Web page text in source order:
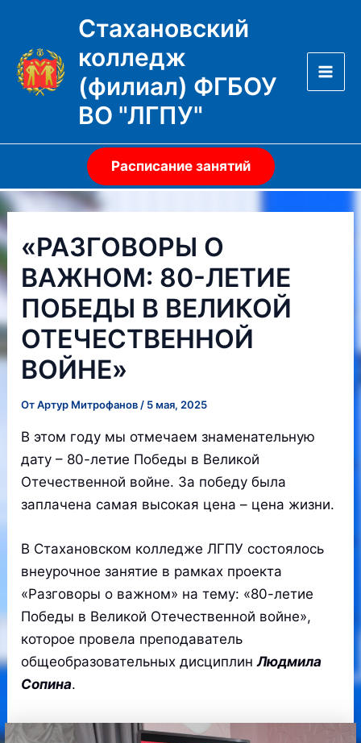
содержимому
Стахановский
колледж
(филиал) ФГБОУ
ВО "ЛГПУ"
Расписание занятий
«РАЗГОВОРЫ О
ВАЖНОМ: 80-ЛЕТИЕ
ПОБЕДЫ В ВЕЛИКОЙ
ОТЕЧЕСТВЕННОЙ
ВОЙНЕ»
ОтАртур Митрофанов / 5 мая, 2025
В этом году мы отмечаем знаменательную
дату – 80-летие Победы в Великой
Отечественной войне. За победу была
заплачена самая высокая цена – цена жизни.
В Стахановском колледже ЛГПУ состоялось
внеурочное занятие в рамках проекта
«Разговоры о важном» на тему: «80-летие
Победы в Великой Отечественной войне»,
которое провела преподаватель
общеобразовательных дисциплинЛюдмила
Сопина.